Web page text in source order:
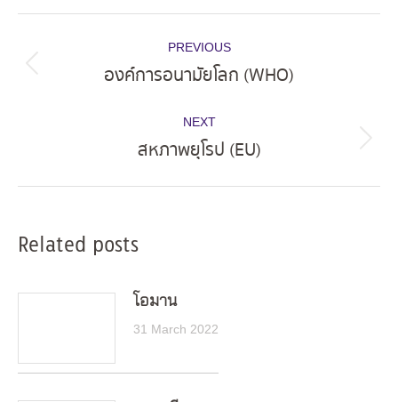
navigation
PREVIOUS
Previous
องค์การอนามัยโลก (WHO)
NEXT
Next
สหภาพยุโรป (EU)
Related posts
โอมาน
31 March 2022